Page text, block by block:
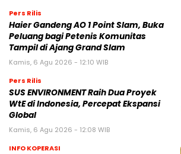
Pers Rilis
Haier Gandeng AO 1 Point Slam, Buka
Peluang bagi Petenis Komunitas
Tampil di Ajang Grand Slam
Kamis, 6 Agu 2026 - 12:10 WIB
Pers Rilis
SUS ENVIRONMENT Raih Dua Proyek
WtE di Indonesia, Percepat Ekspansi
Global
Kamis, 6 Agu 2026 - 12:08 WIB
INFO KOPERASI